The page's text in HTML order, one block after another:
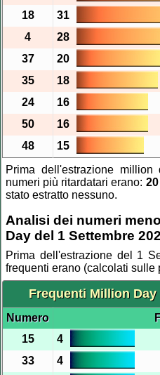
18
31
4
28
37
20
35
18
24
16
50
16
48
15
Prima dell'estrazione
numeri più ritardatari erano:
stato estratto nessuno.
Analisi dei numeri
Day del 1 Settembre
Prima dell'estrazione del 1
frequenti erano (calcolati sulle
Frequenti Million Day
Numero
15
4
33
4